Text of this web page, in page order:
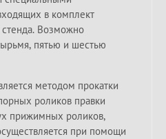
в комплект
стенда. Возможно
пятью и шестью
методом прокатки
роликов правки
прижимных роликов,
при помощи